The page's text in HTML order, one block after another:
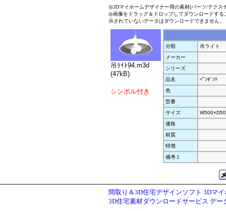
◎3Dマイホームデザイナー用の素材(パーツ/テクス
◎画像をドラッグ＆ドロップしてダウンロードす
示されていないデータはダウンロードできません。
吊ﾗｲﾄ94.m3d
(47kB)
シンボル付き
分類
吊ライト
メーカー
シリーズ
品名
ﾍﾟﾝﾀﾞﾝﾄ
色
型番
サイズ
価格
材質
特徴
備考１
間取り＆3D住宅デザインソフト 3Dマ
3D住宅素材ダウンロードサービス デー